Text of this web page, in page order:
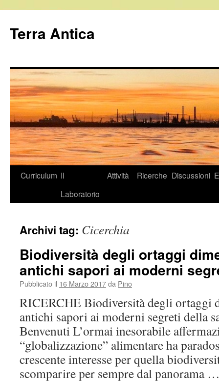
contenuto
Terra Antica
Curriculum Il
Laboratorio
Attività Ricerche Discussioni
Archivi tag: Cicerchia
Biodiversità degli ortaggi
antichi sapori ai moderni
Pubblicato il 16 Marzo 2017da Pino
RICERCHE Biodiversità degli ortaggi
antichi sapori ai moderni segreti della
Benvenuti L’ormai inesorabile
“globalizzazione” alimentare ha
crescente interesse per quella
scomparire per sempre dal panorama